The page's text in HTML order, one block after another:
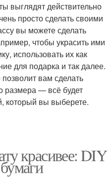
выглядят действительно
просто сделать своими
вы можете сделать
чтобы украсить ими
использовать их как
для подарка и так далее.
вам сделать
размера — всё будет
который вы выберете.
красивее: DIY